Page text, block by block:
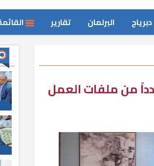
دبرياج البرلمان تقارير
من ملفات العمل